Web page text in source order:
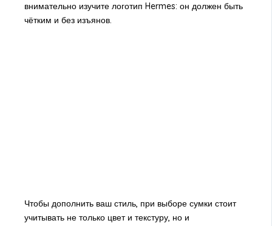
внимательно изучите логотип Hermes: он должен быть
чётким и без изъянов.
Чтобы дополнить ваш стиль, при выборе сумки стоит
учитывать не только цвет и текстуру, но и